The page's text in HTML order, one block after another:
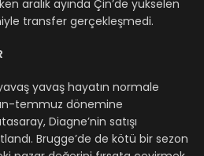
aralık ayında Çin’de yükselen
transfer gerçekleşmedi.
yavaş hayatın normale
temmuz dönemine
Diagne’nin satışı
Brugge’de de kötü bir sezon